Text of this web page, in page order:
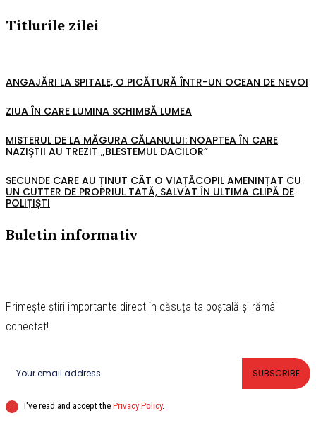
Titlurile zilei
ANGAJĂRI LA SPITALE, O PICĂTURĂ ÎNTR-UN OCEAN DE NEVOI
ZIUA ÎN CARE LUMINA SCHIMBĂ LUMEA
MISTERUL DE LA MĂGURA CĂLANULUI: NOAPTEA ÎN CARE
NAZIȘTII AU TREZIT „BLESTEMUL DACILOR”
SECUNDE CARE AU ȚINUT CÂT O VIAȚĂCOPIL AMENINȚAT CU
UN CUTTER DE PROPRIUL TATĂ, SALVAT ÎN ULTIMA CLIPĂ DE
POLIȚIȘTI
Buletin informativ
Primește știri importante direct în căsuța ta poștală și rămâi
conectat!
SUBSCRIBE
I've read and accept the Privacy Policy.